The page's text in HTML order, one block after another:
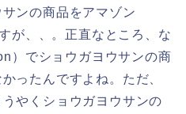
ンの商品をアマゾン
が、、。正直なところ、な
）でショウガヨウサンの商
ったんですよね。ただ、
やくショウガヨウサンの